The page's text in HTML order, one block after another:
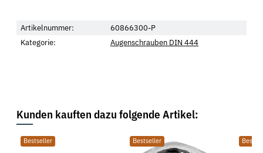
Artikelnummer:
60866300-P
Kategorie:
Augenschrauben DIN 444
Kunden kauften dazu folgende Artikel:
Bestseller Bestseller